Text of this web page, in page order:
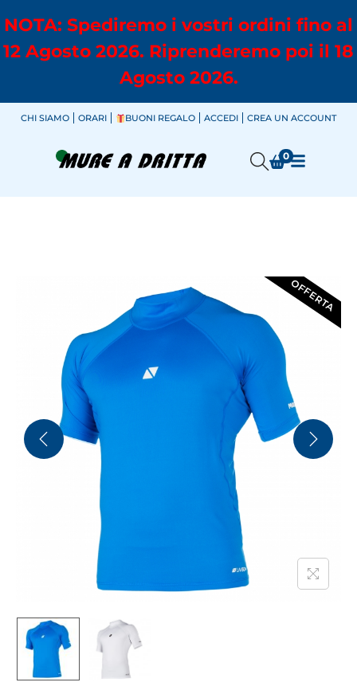
NOTA: Spediremo i vostri ordini fino al
12 Agosto 2026. Riprenderemo poi il 18
Agosto 2026.
CHI SIAMO ORARI BUONI REGALO ACCEDI CREA UN ACCOUNT
0
OFFERTA